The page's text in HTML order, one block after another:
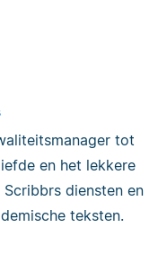
tot
en het lekkere
diensten en
teksten.